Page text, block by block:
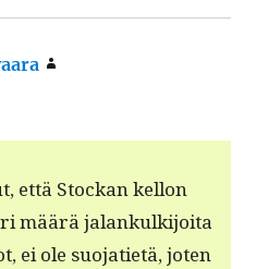
että Stock­an kel­lon
määrä jalankulk­i­joi­ta
ei ole suo­jati­etä, joten